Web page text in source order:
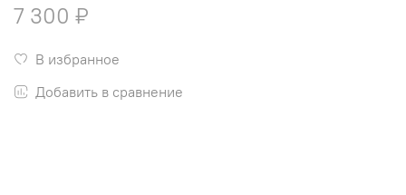
7 300 ₽
В избранное
Добавить в сравнение